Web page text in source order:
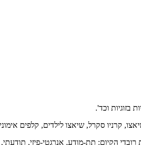
בזוגיות וכד'.
קרניו סקרל, שיאצו לילדים, קלפים
הקיום: תת-מודע, אנרגטי-פיזי, תודעתי,